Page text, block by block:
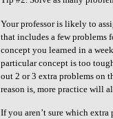
Your professor is likely to
that includes a few problems
concept you learned in a
particular concept is too
out 2 or 3 extra problems on
reason is, more practice will
If you aren’t sure which